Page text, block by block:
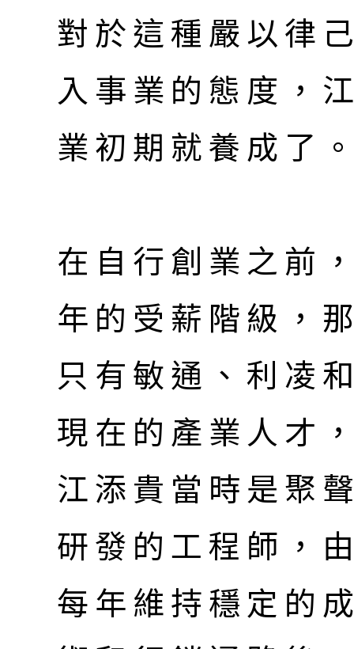
對於這種嚴以律
入事業的態度，
業初期就養成了
在自行創業之前
年的受薪階級，
只有敏通、利凌
現在的產業人才
江添貴當時是聚
研發的工程師，
每年維持穩定的